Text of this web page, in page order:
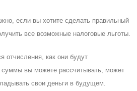
если вы хотите сделать правильный
все возможные налоговые льготы.
отчисления, как они будут
суммы вы можете рассчитывать, может
свои деньги в будущем.